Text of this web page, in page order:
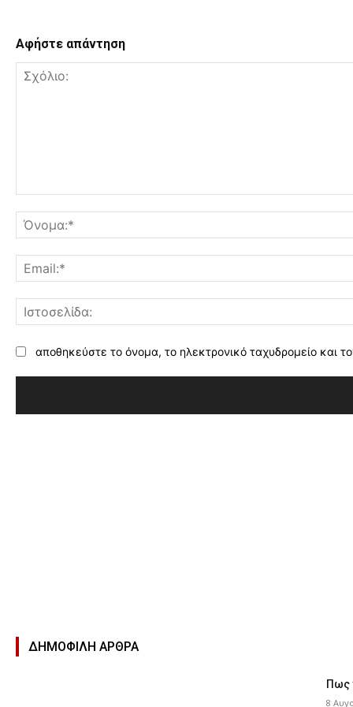
Αφήστε απάντηση
αποθηκεύστε το όνομα, το ηλεκτρονικό ταχυδρομείο και
ΔΗΜΟΦΙΛΉ ΑΡΘΡΑ
Πως
8